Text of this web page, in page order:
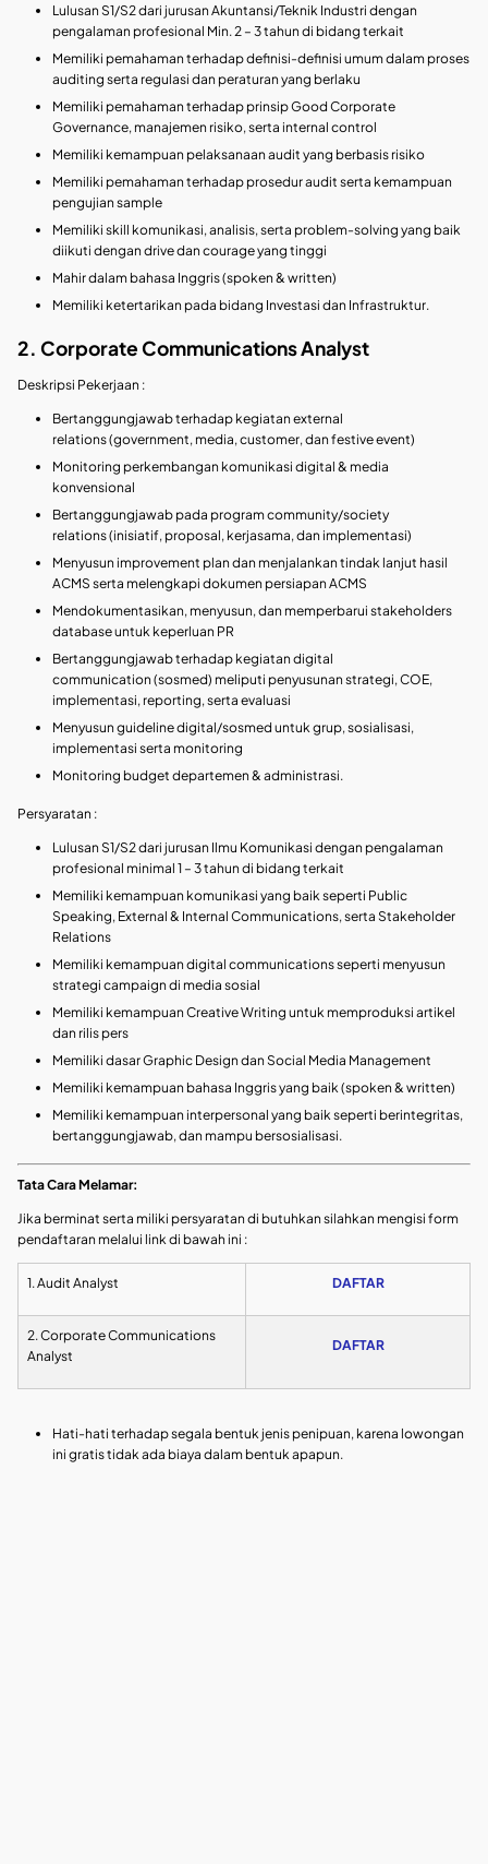
Lulusan S1/S2 dari jurusan Akuntansi/Teknik Industri dengan
pengalaman profesional Min. 2 – 3 tahun di bidang terkait
Memiliki pemahaman terhadap definisi-definisi umum dalam proses
auditing serta regulasi dan peraturan yang berlaku
Memiliki pemahaman terhadap prinsip Good Corporate
Governance, manajemen risiko, serta internal control
Memiliki kemampuan pelaksanaan audit yang berbasis risiko
Memiliki pemahaman terhadap prosedur audit serta kemampuan
pengujian sample
Memiliki skill komunikasi, analisis, serta problem-solving yang baik
diikuti dengan drive dan courage yang tinggi
Mahir dalam bahasa Inggris (spoken & written)
Memiliki ketertarikan pada bidang Investasi dan Infrastruktur.
2. Corporate Communications Analyst
Deskripsi Pekerjaan :
Bertanggungjawab terhadap kegiatan external
relations (government, media, customer, dan festive event)
Monitoring perkembangan komunikasi digital & media
konvensional
Bertanggungjawab pada program community/society
relations (inisiatif, proposal, kerjasama, dan implementasi)
Menyusun improvement plan dan menjalankan tindak lanjut hasil
ACMS serta melengkapi dokumen persiapan ACMS
Mendokumentasikan, menyusun, dan memperbarui stakeholders
database untuk keperluan PR
Bertanggungjawab terhadap kegiatan digital
communication (sosmed) meliputi penyusunan strategi, COE,
implementasi, reporting, serta evaluasi
Menyusun guideline digital/sosmed untuk grup, sosialisasi,
implementasi serta monitoring
Monitoring budget departemen & administrasi.
Persyaratan :
Lulusan S1/S2 dari jurusan Ilmu Komunikasi dengan pengalaman
profesional minimal 1 – 3 tahun di bidang terkait
Memiliki kemampuan komunikasi yang baik seperti Public
Speaking, External & Internal Communications, serta Stakeholder
Relations
Memiliki kemampuan digital communications seperti menyusun
strategi campaign di media sosial
Memiliki kemampuan Creative Writing untuk memproduksi artikel
dan rilis pers
Memiliki dasar Graphic Design dan Social Media Management
Memiliki kemampuan bahasa Inggris yang baik (spoken & written)
Memiliki kemampuan interpersonal yang baik seperti berintegritas,
bertanggungjawab, dan mampu bersosialisasi.
Tata Cara Melamar:
Jika berminat serta miliki persyaratan di butuhkan silahkan mengisi form
pendaftaran melalui link di bawah ini :
1. Audit Analyst DAFTAR
2. Corporate Communications
Analyst
DAFTAR
Hati-hati terhadap segala bentuk jenis penipuan, karena lowongan
ini gratis tidak ada biaya dalam bentuk apapun.